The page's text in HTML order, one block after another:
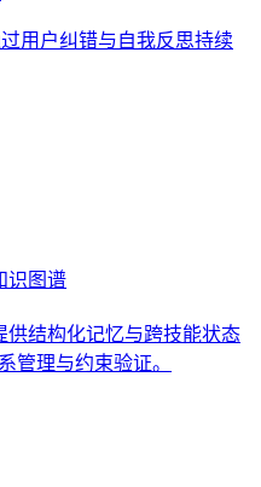
用户纠错与自我反思持续
识图谱
供结构化记忆与跨技能状态
管理与约束验证。